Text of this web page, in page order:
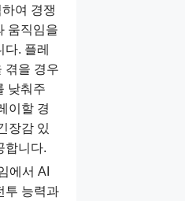
여 경쟁
움직임을
. 플레
겪을 경우
낮춰주
이할 경
장감 있
합니다.
에서 AI
투 능력과